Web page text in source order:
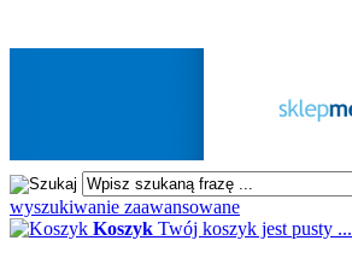
wyszukiwanie zaawansowane
Koszyk Twój koszyk jest pusty ...